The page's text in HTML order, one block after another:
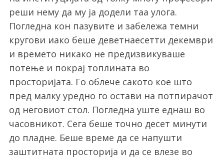
реши нему да му ја додели таа улога.
Погледна кон пазувите и забележа темни
кругови иако беше деветнаесетти декември
и времето никако не предизвикуваше
потење и покрај топлината во
просторијата. Го облече сакото кое што
пред малку уредно го остави на потпирачот
од неговиот стол. Погледна уште еднаш во
часовникот. Сега беше точно десет минути
до пладне. Беше време да се напушти
заштитната просторија и да се влезе во